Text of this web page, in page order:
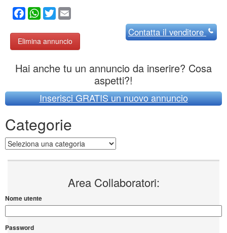
Facebook
WhatsApp
Twitter
Elimina annuncio
Contattail venditore
Hai anche tu un annuncio da inserire? Cosa
aspetti?!
Inserisci GRATIS un nuovo annuncio
Categorie
Categorie
Area Collaboratori:
Nome utente
Password